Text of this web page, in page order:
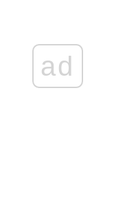
ad